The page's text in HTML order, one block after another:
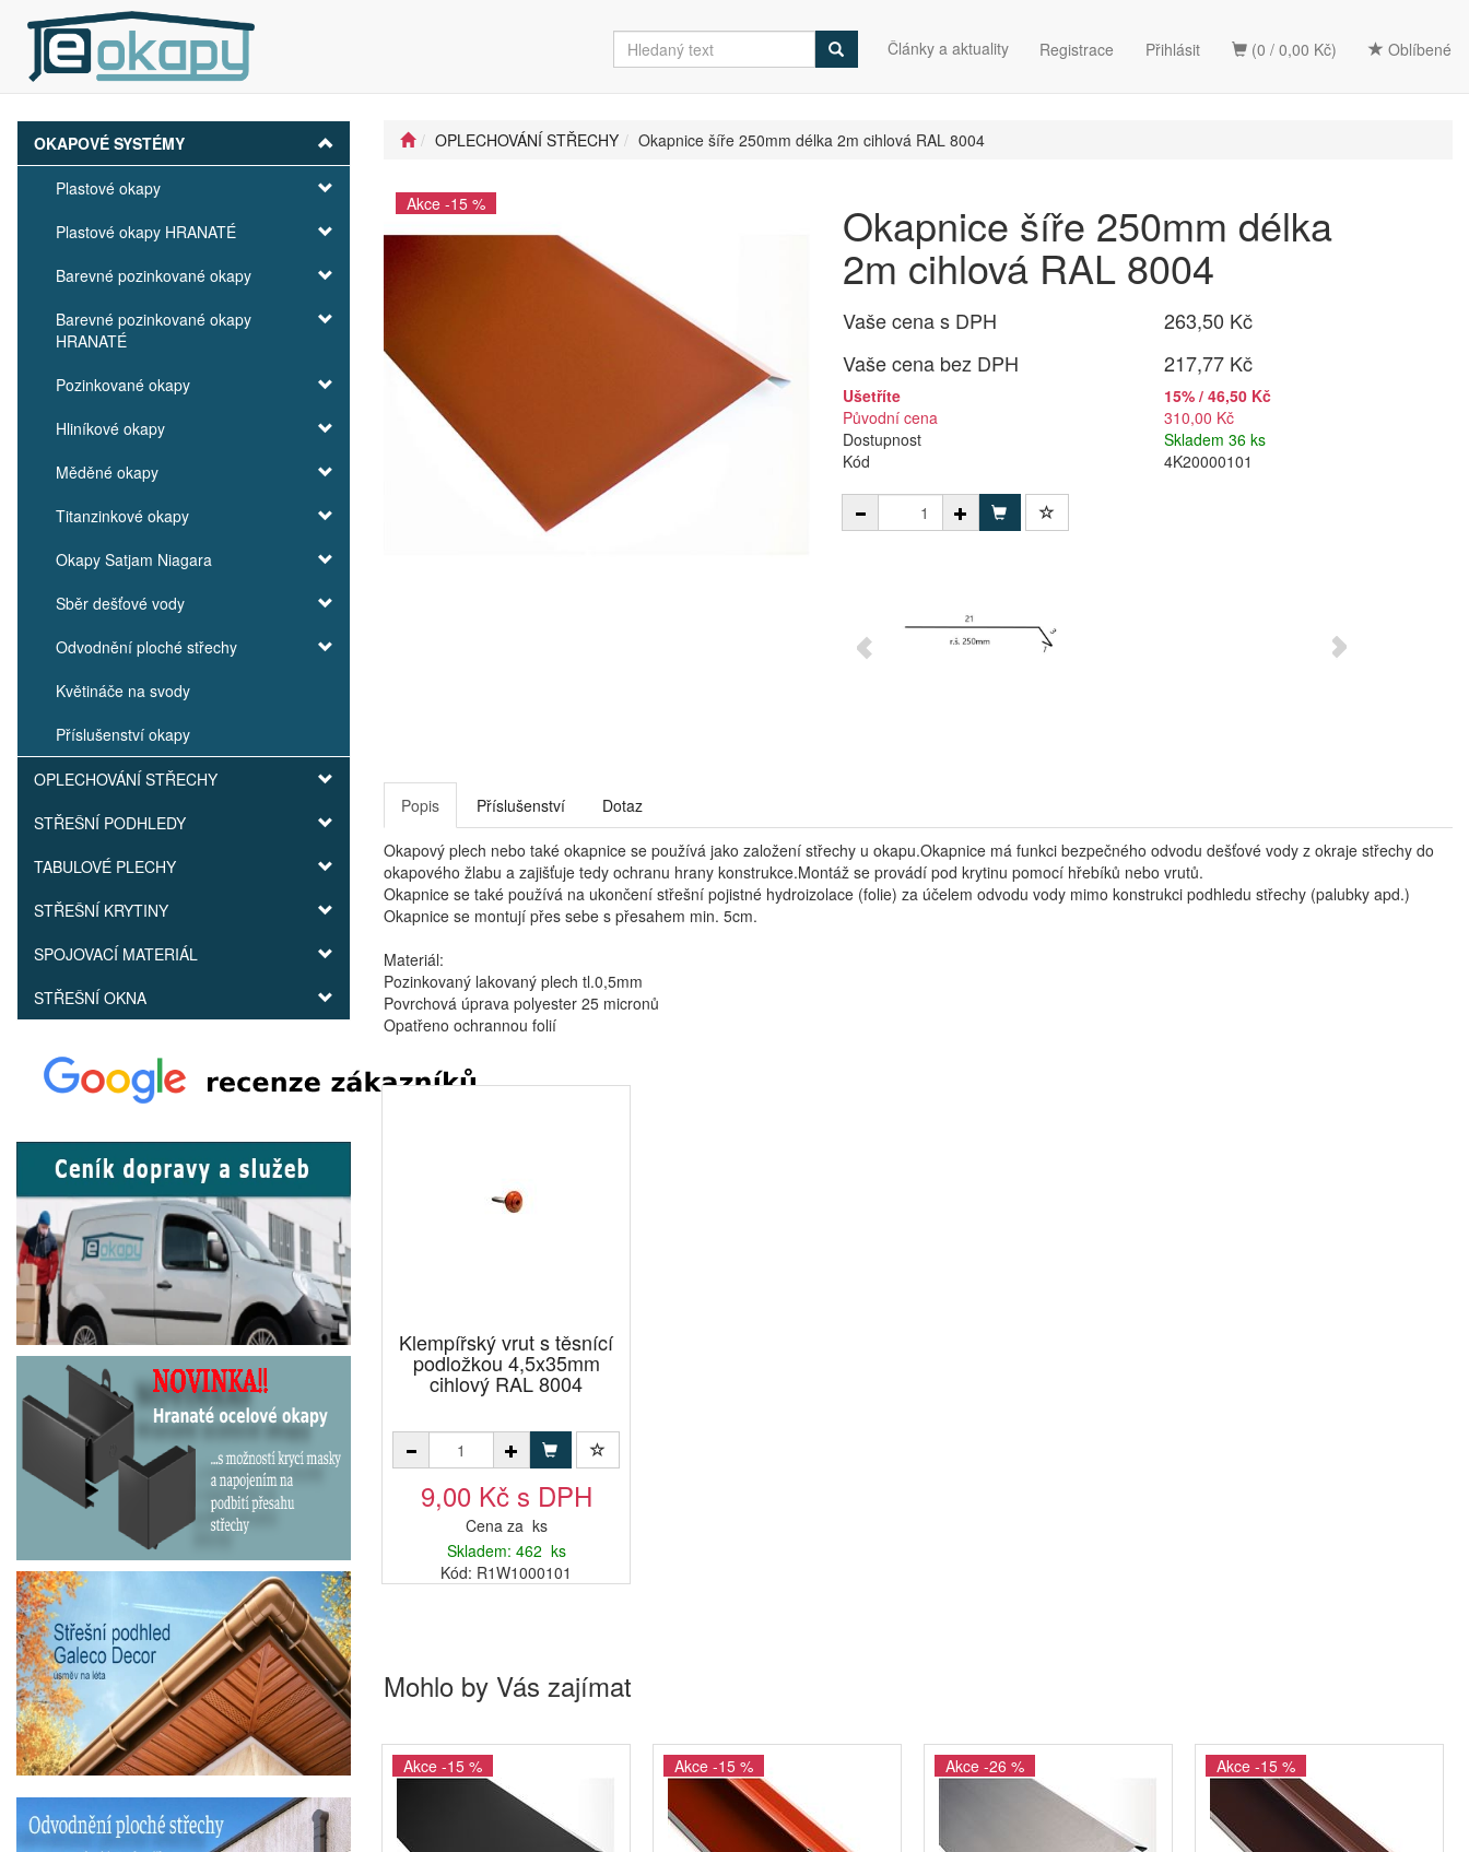
(0 / 0,00 Kč) Oblíbené
Články a aktuality Registrace Přihlásit
OKAPOVÉ SYSTÉMY
Plastové okapy
Plastové okapy HRANATÉ
Barevné pozinkované okapy
Barevné pozinkované okapy
HRANATÉ
Pozinkované okapy
Hliníkové okapy
Měděné okapy
Titanzinkové okapy
Okapy Satjam Niagara
Sběr dešťové vody
Odvodnění ploché střechy
Květináče na svody
Příslušenství okapy
OPLECHOVÁNÍ STŘECHY
STŘEŠNÍ PODHLEDY
TABULOVÉ PLECHY
STŘEŠNÍ KRYTINY
SPOJOVACÍ MATERIÁL
STŘEŠNÍ OKNA
OPLECHOVÁNÍ STŘECHY Okapnice šíře 250mm délka 2m cihlová RAL 8004
Akce -15 % Okapnice šíře 250mm délka
2m cihlová RAL 8004
Vaše cena s DPH
263,50 Kč
Vaše cena bez DPH
217,77 Kč
Ušetříte
15% / 46,50 Kč
Původní cena
310,00 Kč
Dostupnost
Skladem 36 ks
Kód
4K20000101
Popis Příslušenství Dotaz
Okapový plech nebo také okapnice se používá jako založení střechy u okapu.Okapnice má funkci bezpečného odvodu dešťové vody z okraje střechy do
okapového žlabu a zajišťuje tedy ochranu hrany konstrukce.Montáž se provádí pod krytinu pomocí hřebíků nebo vrutů.
Okapnice se také používá na ukončení střešní pojistné hydroizolace (folie) za účelem odvodu vody mimo konstrukci podhledu střechy (palubky apd.)
Okapnice se montují přes sebe s přesahem min. 5cm.
Materiál:
Pozinkovaný lakovaný plech tl.0,5mm
Povrchová úprava polyester 25 micronů
Opatřeno ochrannou folií
Klempířský vrut s těsnící
podložkou 4,5x35mm
cihlový RAL 8004
9,00 Kč s DPH
Cena za ks
Skladem: 462 ks
Kód: R1W1000101
Mohlo by Vás zajímat
Akce -15 % Akce -15 % Akce -26 % Akce -15 %